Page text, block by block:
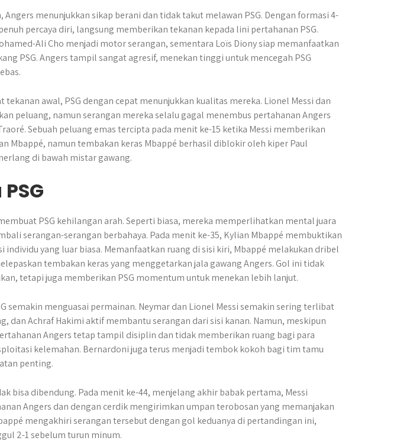
Angers menunjukkan sikap berani dan tidak takut melawan PSG. Dengan formasi 4-
percaya diri, langsung memberikan tekanan kepada lini pertahanan PSG.
Ali Cho menjadi motor serangan, sementara Loïs Diony siap memanfaatkan
PSG. Angers tampil sangat agresif, menekan tinggi untuk mencegah PSG
tekanan awal, PSG dengan cepat menunjukkan kualitas mereka. Lionel Messi dan
peluang, namun serangan mereka selalu gagal menembus pertahanan Angers
Sebuah peluang emas tercipta pada menit ke-15 ketika Messi memberikan
Mbappé, namun tembakan keras Mbappé berhasil diblokir oleh kiper Paul
di bawah mistar gawang.
PSG kehilangan arah. Seperti biasa, mereka memperlihatkan mental juara
serangan-serangan berbahaya. Pada menit ke-35, Kylian Mbappé membuktikan
individu yang luar biasa. Memanfaatkan ruang di sisi kiri, Mbappé melakukan dribel
tembakan keras yang menggetarkan jala gawang Angers. Gol ini tidak
tetapi juga memberikan PSG momentum untuk menekan lebih lanjut.
semakin menguasai permainan. Neymar dan Lionel Messi semakin sering terlibat
dan Achraf Hakimi aktif membantu serangan dari sisi kanan. Namun, meskipun
Angers tetap tampil disiplin dan tidak memberikan ruang bagi para
kelemahan. Bernardoni juga terus menjadi tembok kokoh bagi tim tamu
penting.
bisa dibendung. Pada menit ke-44, menjelang akhir babak pertama, Messi
Angers dan dengan cerdik mengirimkan umpan terobosan yang memanjakan
mengakhiri serangan tersebut dengan gol keduanya di pertandingan ini,
2-1 sebelum turun minum.